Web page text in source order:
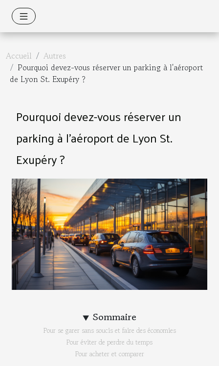
Accueil
Autres
Pourquoi devez-vous réserver un parking à l'aéroport
de Lyon St. Exupéry ?
Pourquoi devez-vous réserver un
parking à l'aéroport de Lyon St.
Exupéry ?
Sommaire
Pour se garer sans soucis et faire des économies
Pour éviter de perdre du temps
Pour acheter et comparer